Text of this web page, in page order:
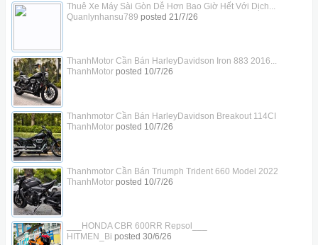
Thuê Xe Máy Sài Gòn Dễ Hơn Bao Giờ Hết Với Dịch...
Quanlynhansu789 posted 21/7/26
ThanhMotor Cần Bán HarleyDavidson Iron 883 2016...
ThanhMotorposted 10/7/26
Thanhmotor Cần Bán HarleyDavidson Breakout 114CI
ThanhMotorposted 10/7/26
Thanhmotor Cần Bán Triumph Trident 660 Model 2022
ThanhMotorposted 10/7/26
___HONDA CBR 600RR Repsol___
HITMEN_Bi posted 30/6/26